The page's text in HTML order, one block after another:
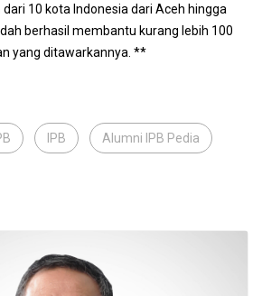
10 kota Indonesia dari Aceh hingga
berhasil membantu kurang lebih 100
yang ditawarkannya. **
IPB Alumni IPB Pedia